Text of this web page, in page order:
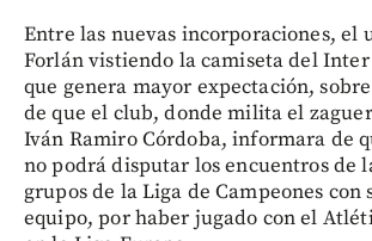
Entre las nuevas incorporaciones, el
Forlán vistiendo la camiseta del Inter
que genera mayor expectación,
de que el club, donde milita el
Iván Ramiro Córdoba, informara de
no podrá disputar los encuentros de
grupos de la Liga de Campeones con
equipo, por haber jugado con el